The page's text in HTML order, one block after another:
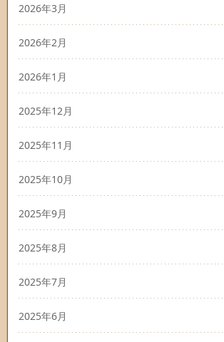
2026年3月
2026年2月
2026年1月
2025年12月
2025年11月
2025年10月
2025年9月
2025年8月
2025年7月
2025年6月